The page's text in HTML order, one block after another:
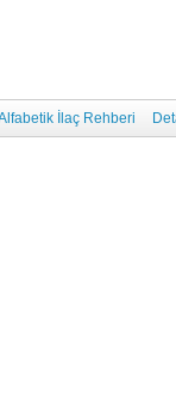
İlaç Rehberi